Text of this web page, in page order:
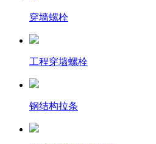
穿墙螺栓
工程穿墙螺栓
钢结构拉条